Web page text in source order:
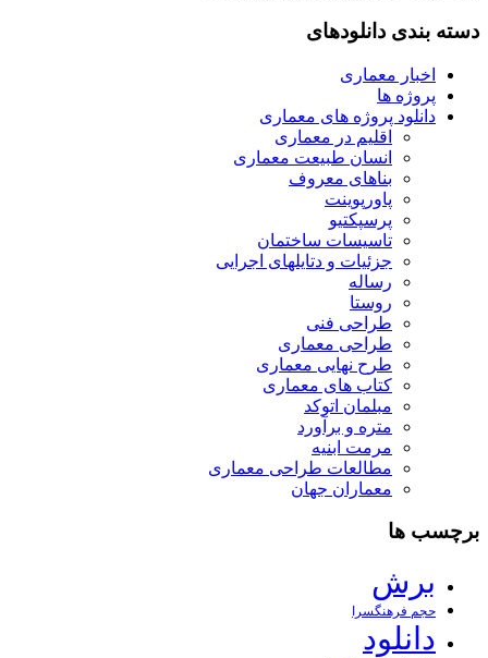
دسته بندی دانلودهای
اخبار معماری
پروژه ها
دانلود پروژه های معماری
اقلیم در معماری
انسان طبیعت معماری
بناهای معروف
پاورپوینت
پرسپکتیو
تاسیسات ساختمان
جزئیات و دتایلهای اجرایی
رساله
روستا
طراحی فنی
طراحی معماری
طرح نهایی معماری
کتاب های معماری
مبلمان اتوکد
متره و برآورد
مرمت ابنیه
مطالعات طراحی معماری
معماران جهان
برچسب ها
برش
حجم فرهنگسرا
دانلود